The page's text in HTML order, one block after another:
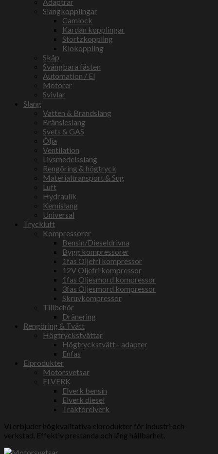
Slangkopplingar
Camlock
Kardan kopplingar
Stortzkoppling
Klokoppling
Skåp
Svängbara fästen
Automation / El
Motorer
Svivlar
Slang
Vatten & Brandslang
Bränsleslang
Svets & GAS
Ólja
Ventilation
Livsmedelsslang
Rengöring & högtryck
Materialtransport & Sug
Luft
Hydraulik
Kemislang
Universal
Tryckluft
Kompressorer
Bensin/Dieseldrivna
Bygg kompressorer
1fas Oljefri kompressor
12V Oljefri kompressor
1fas Oljesmord kompressor
3fas Oljesmord kompressor
Skruvkompressor
Tillbehör
Dränering
Rengöring & Tvätt
Högtryckstvättar
Högtryckstvätt - adapter
Enfas
Elprodukter
Motorsvetsar
ELVERK
Elverk bensin
Elverk diesel
Traktorelverk
Vi erbjuder högkvalitativa elprodukter för industri och
verkstad. Effektiv prestanda och lång hållbarhet.